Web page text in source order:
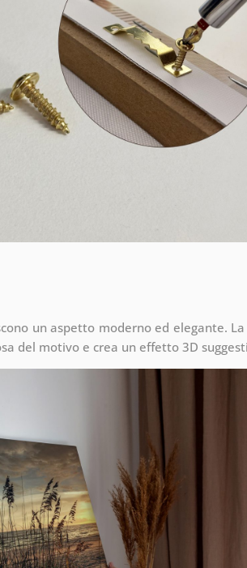
un aspetto moderno ed elegante.
del motivo e crea un effetto 3D